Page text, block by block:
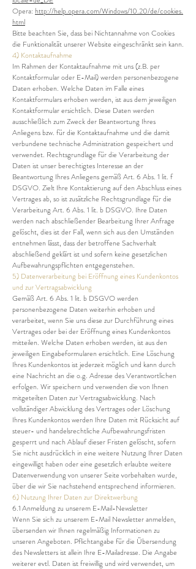
Opera: http://help.opera.com/Windows/10.20/de/cookies.
html
Bitte beachten Sie, dass bei Nichtannahme von Cookies
die Funktionalität unserer Website eingeschränkt sein kann.
4) Kontaktaufnahme
Im Rahmen der Kontaktaufnahme mit uns (z.B. per
Kontaktformular oder E-Mail) werden personenbezogene
Daten erhoben. Welche Daten im Falle eines
Kontaktformulars erhoben werden, ist aus dem jeweiligen
Kontaktformular ersichtlich. Diese Daten werden
ausschließlich zum Zweck der Beantwortung Ihres
Anliegens bzw. für die Kontaktaufnahme und die damit
verbundene technische Administration gespeichert und
verwendet. Rechtsgrundlage für die Verarbeitung der
Daten ist unser berechtigtes Interesse an der
Beantwortung Ihres Anliegens gemäß Art. 6 Abs. 1 lit. f
DSGVO. Zielt Ihre Kontaktierung auf den Abschluss eines
Vertrages ab, so ist zusätzliche Rechtsgrundlage für die
Verarbeitung Art. 6 Abs. 1 lit. b DSGVO. Ihre Daten
werden nach abschließender Bearbeitung Ihrer Anfrage
gelöscht, dies ist der Fall, wenn sich aus den Umständen
entnehmen lässt, dass der betroffene Sachverhalt
abschließend geklärt ist und sofern keine gesetzlichen
Aufbewahrungspflichten entgegenstehen.
5) Datenverarbeitung bei Eröffnung eines Kundenkontos
und zur Vertragsabwicklung
Gemäß Art. 6 Abs. 1 lit. b DSGVO werden
personenbezogene Daten weiterhin erhoben und
verarbeitet, wenn Sie uns diese zur Durchführung eines
Vertrages oder bei der Eröffnung eines Kundenkontos
mitteilen. Welche Daten erhoben werden, ist aus den
jeweiligen Eingabeformularen ersichtlich. Eine Löschung
Ihres Kundenkontos ist jederzeit möglich und kann durch
eine Nachricht an die o.g. Adresse des Verantwortlichen
erfolgen. Wir speichern und verwenden die von Ihnen
mitgeteilten Daten zur Vertragsabwicklung. Nach
vollständiger Abwicklung des Vertrages oder Löschung
Ihres Kundenkontos werden Ihre Daten mit Rücksicht auf
steuer- und handelsrechtliche Aufbewahrungsfristen
gesperrt und nach Ablauf dieser Fristen gelöscht, sofern
Sie nicht ausdrücklich in eine weitere Nutzung Ihrer Daten
eingewilligt haben oder eine gesetzlich erlaubte weitere
Datenverwendung von unserer Seite vorbehalten wurde,
über die wir Sie nachstehend entsprechend informieren.
6) Nutzung Ihrer Daten zur Direktwerbung
6.1 Anmeldung zu unserem E-Mail-Newsletter
Wenn Sie sich zu unserem E-Mail Newsletter anmelden,
übersenden wir Ihnen regelmäßig Informationen zu
unseren Angeboten. Pflichtangabe für die Übersendung
des Newsletters ist allein Ihre E-Mailadresse. Die Angabe
weiterer evtl. Daten ist freiwillig und wird verwendet, um